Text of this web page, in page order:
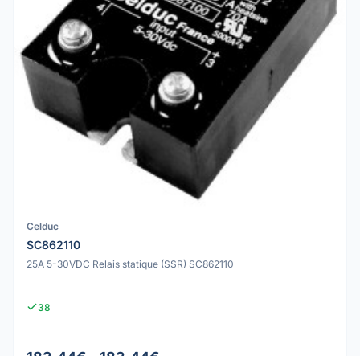
Celduc
SC862110
25A 5-30VDC Relais statique (SSR) SC862110
38